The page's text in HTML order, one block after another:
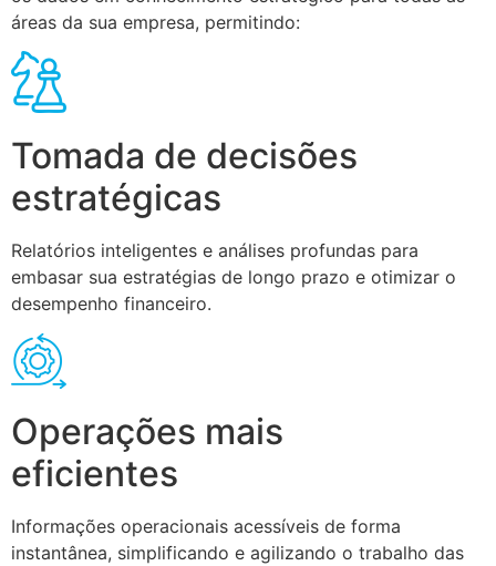
áreas da sua empresa, permitindo:
Tomada de decisões
estratégicas
Relatórios inteligentes e análises profundas para
embasar sua estratégias de longo prazo e otimizar o
desempenho financeiro.
Operações mais
eficientes
Informações operacionais acessíveis de forma
instantânea, simplificando e agilizando o trabalho das